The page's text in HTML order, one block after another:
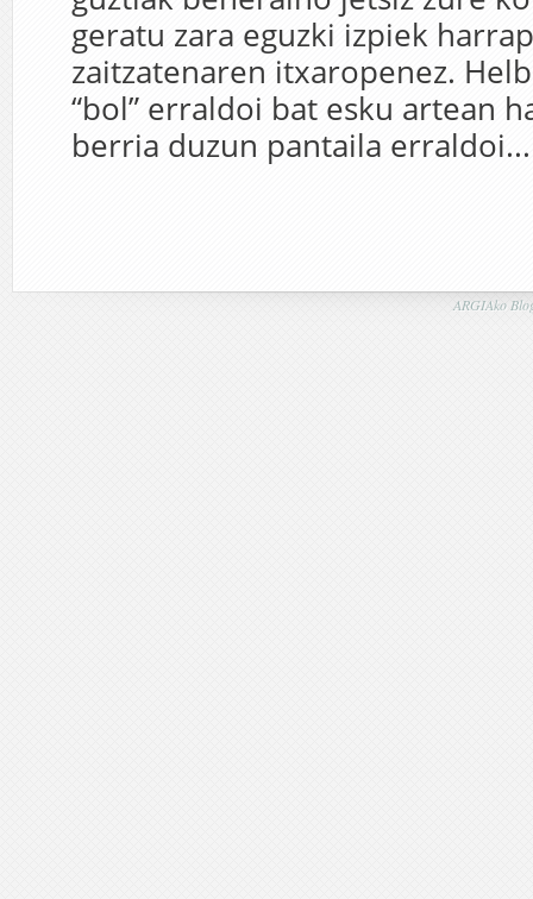
geratu zara eguzki izpiek
zaitzatenaren itxaropenez.
“bol” erraldoi bat esku artean
berria duzun pantaila erraldoi...
ARGIAko